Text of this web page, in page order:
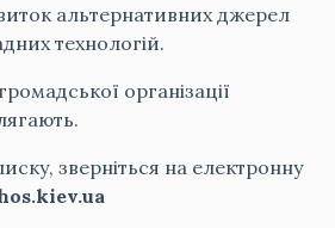
альтернативних джерел
технологій.
організації
зверніться на електронну